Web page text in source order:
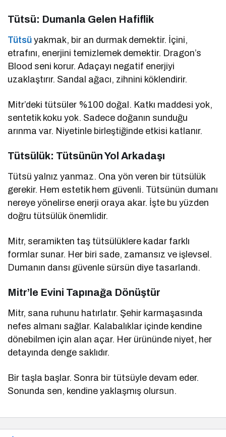
Tütsü: Dumanla Gelen Hafiflik
Tütsü yakmak, bir an durmak demektir. İçini,
etrafını, enerjini temizlemek demektir. Dragon’s
Blood seni korur. Adaçayı negatif enerjiyi
uzaklaştırır. Sandal ağacı, zihnini köklendirir.
Mitr’deki tütsüler %100 doğal. Katkı maddesi yok,
sentetik koku yok. Sadece doğanın sunduğu
arınma var. Niyetinle birleştiğinde etkisi katlanır.
Tütsülük: Tütsünün Yol Arkadaşı
Tütsü yalnız yanmaz. Ona yön veren bir tütsülük
gerekir. Hem estetik hem güvenli. Tütsünün dumanı
nereye yönelirse enerji oraya akar. İşte bu yüzden
doğru tütsülük önemlidir.
Mitr, seramikten taş tütsülüklere kadar farklı
formlar sunar. Her biri sade, zamansız ve işlevsel.
Dumanın dansı güvenle sürsün diye tasarlandı.
Mitr’le Evini Tapınağa Dönüştür
Mitr, sana ruhunu hatırlatır. Şehir karmaşasında
nefes almanı sağlar. Kalabalıklar içinde kendine
dönebilmen için alan açar. Her ürününde niyet, her
detayında denge saklıdır.
Bir taşla başlar. Sonra bir tütsüyle devam eder.
Sonunda sen, kendine yaklaşmış olursun.